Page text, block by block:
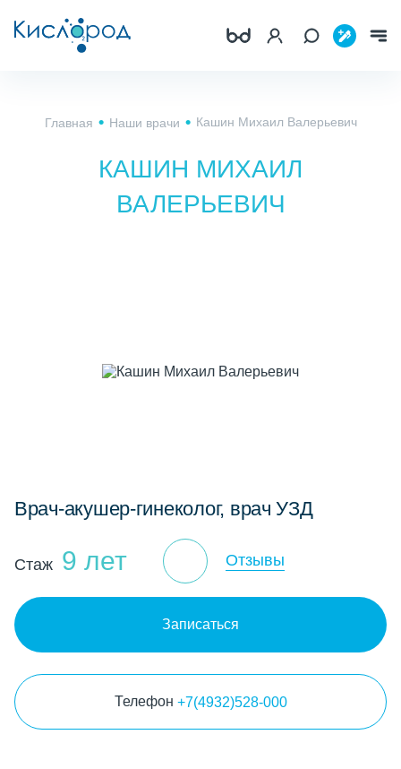
Главная Наши врачи Кашин Михаил Валерьевич
КАШИН МИХАИЛ
ВАЛЕРЬЕВИЧ
Врач-акушер-гинеколог, врач УЗД
Стаж 9 лет Отзывы
Записаться
Телефон +7(4932)528-000